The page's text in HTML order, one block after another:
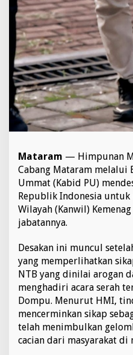
K
a
n
w
i
l
K
e
m
e
n
a
T
B
Mataram — Himpunan
Cabang Mataram melalui
Ummat (Kabid PU)
Republik Indonesia untuk
Wilayah (Kanwil)
jabatannya.
Desakan ini muncul
yang memperlihatkan
NTB yang dinilai arogan
menghadiri acara serah
Dompu. Menurut HMI,
mencerminkan sikap
telah menimbulkan
cacian dari masyarakat di